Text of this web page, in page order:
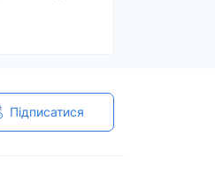
з
так що
Підписатися